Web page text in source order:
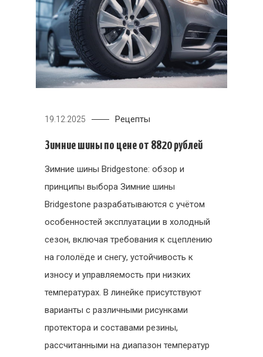
19.12.2025 Рецепты
Зимние шины по цене от 8820 рублей
Зимние шины Bridgestone: обзор и
принципы выбора Зимние шины
Bridgestone разрабатываются с учётом
особенностей эксплуатации в холодный
сезон, включая требования к сцеплению
на гололёде и снегу, устойчивость к
износу и управляемость при низких
температурах. В линейке присутствуют
варианты с различными рисунками
протектора и составами резины,
рассчитанными на диапазон температур